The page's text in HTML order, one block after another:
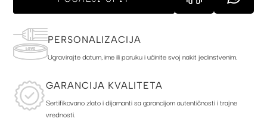
PERSONALIZACIJA
Ugravirajte datum, ime ili poruku i učinite svoj nakit jedinstvenim.
GARANCIJA KVALITETA
Sertifikovano zlato i dijamanti sa garancijom autentičnosti i trajne
vrednosti.